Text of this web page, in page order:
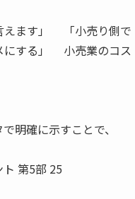
えます」 「小売り側で
にする」 小売業のコス
明確に示すことで、
ト 第5部 25